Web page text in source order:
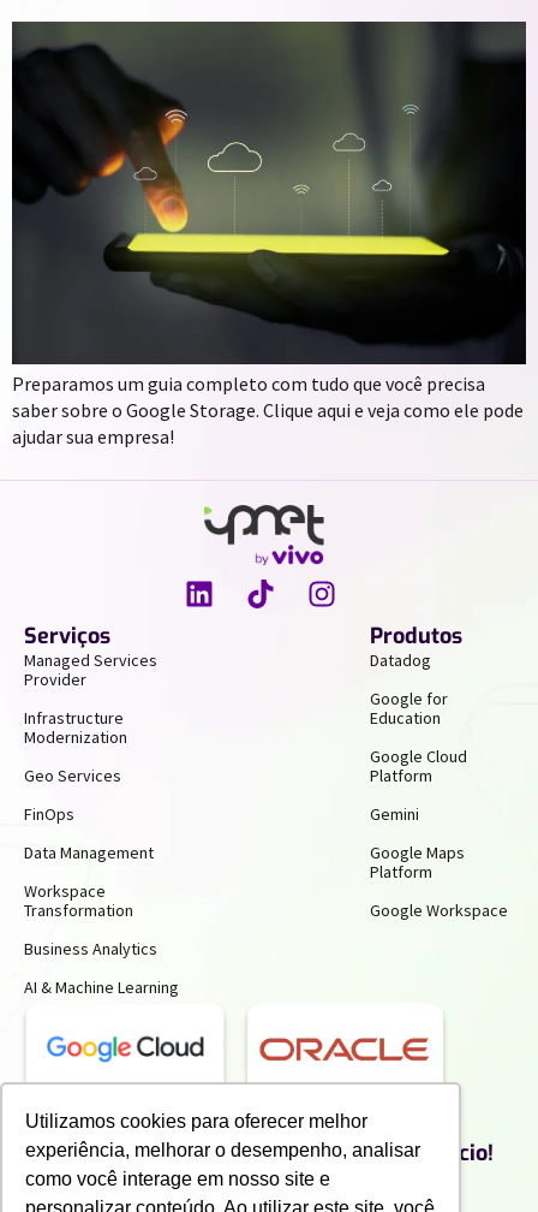
Utilizamos cookies para oferecer melhor
experiência, melhorar o desempenho, analisar
como você interage em nosso site e
personalizar conteúdo. Ao utilizar este site, você
Preparamos um guia completo com tudo que você precisa
saber sobre o Google Storage. Clique aqui e veja como ele pode
ajudar sua empresa!
Serviços
Managed Services
Provider
Infrastructure
Modernization
Geo Services
FinOps
Data Management
Workspace
Transformation
Business Analytics
AI & Machine Learning
Produtos
Datadog
Google for
Education
Google Cloud
Platform
Gemini
Google Maps
Platform
Google Workspace
Receba insights gratuitos e gere mais
produtividade e economia para o seu negócio!
Inscreva-se para receber nossos conteúdos exclusivos.